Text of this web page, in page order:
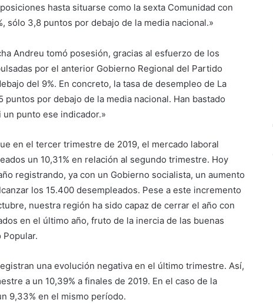
hasta situarse como la sexta Comunidad con
sólo 3,8 puntos por debajo de la media nacional.»
Andreu tomó posesión, gracias al esfuerzo de los
por el anterior Gobierno Regional del Partido
del 9%. En concreto, la tasa de desempleo de La
por debajo de la media nacional. Han bastado
punto ese indicador.»
en el tercer trimestre de 2019, el mercado laboral
un 10,31% en relación al segundo trimestre. Hoy
registrando, ya con un Gobierno socialista, un aumento
los 15.400 desempleados. Pese a este incremento
nuestra región ha sido capaz de cerrar el año con
en el último año, fruto de la inercia de las buenas
una evolución negativa en el último trimestre. Así,
a un 10,39% a finales de 2019. En el caso de la
9,33% en el mismo período.